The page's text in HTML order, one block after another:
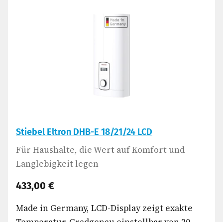
Stiebel Eltron DHB-E 18/21/24 LCD
Für Haushalte, die Wert auf Komfort und
Langlebigkeit legen
433,00 €
Made in Germany, LCD-Display zeigt exakte